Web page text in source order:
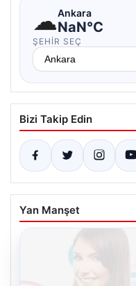
☁Ankara
NaN°C
ŞEHIR SEÇ
Bizi Takip Edin
Yan Manşet